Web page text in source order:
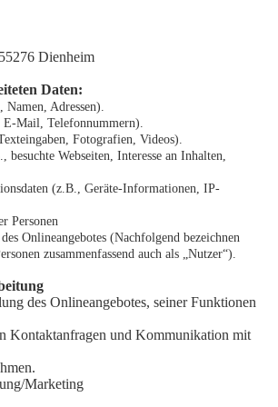
Dienheim
Daten:
Namen, Adressen).
Mail, Telefonnummern).
Fotografien, Videos).
besuchte Webseiten, Interesse an Inhalten,
(z.B., Geräte-Informationen, IP-
Personen
Onlineangebotes (Nachfolgend bezeichnen
zusammenfassend auch als „Nutzer“).
des Onlineangebotes, seiner Funktionen
Kontaktanfragen und Kommunikation mit
Marketing